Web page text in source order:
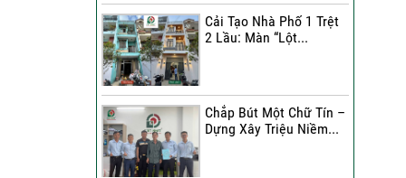
Công Trình Sửa Nhà 3
Tầng
Tầng
Sửa Nhà Trọn Gói | Chị Lê
Cải Tạo Nhà Phố 1 Trệt
2 Lầu: Màn “Lột...
Chắp Bút Một Chữ Tín –
Dựng Xây Triệu Niềm...